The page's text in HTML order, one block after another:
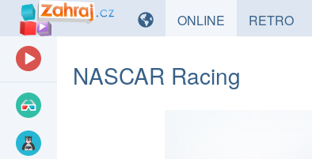
ONLINE HRYRETROHRY
NASCAR Racing